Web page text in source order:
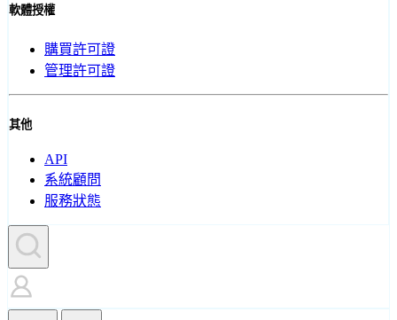
軟體授權
購買許可證
管理許可證
其他
API
系統顧問
服務狀態